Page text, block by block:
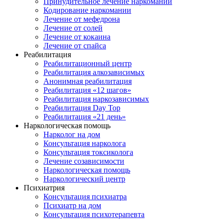
Кодирование наркомании
Лечение от мефедрона
Лечение от солей
Лечение от кокаина
Лечение от спайса
Реабилитация
Реабилитационный центр
Реабилитация алкозависимых
Анонимная реабилитация
Реабилитация «12 шагов»
Реабилитация наркозависимых
Реабилитация Day Top
Реабилитация «21 день»
Наркологическая помощь
Нарколог на дом
Консультация нарколога
Консультация токсиколога
Лечение созависимости
Наркологическая помощь
Наркологический центр
Психиатрия
Консультация психиатра
Психиатр на дом
Консультация психотерапевта